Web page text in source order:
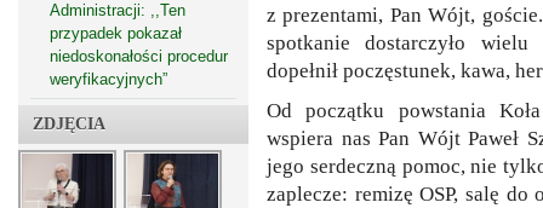
Administracji: ,,Ten
przypadek pokazał
niedoskonałości procedur
weryfikacyjnych”
ZDJĘCIA
z prezentami, Pan Wójt,
spotkanie dostarczyło
dopełnił poczęstunek, kawa,
Od początku powstania
wspiera nas Pan Wójt Paweł
jego serdeczną pomoc, nie
zaplecze: remizę OSP, salę